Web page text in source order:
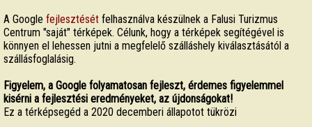
A Google fejlesztésétfelhasználva készülnek a Falusi Turizmus
Centrum "saját" térképek. Célunk, hogy a térképek segítégével is
könnyen el lehessen jutni a megfelelő szálláshely kiválasztásától a
szállásfoglalásig.
Figyelem, a Google folyamatosan fejleszt, érdemes figyelemmel
kisérni a fejlesztési eredményeket, az újdonságokat!
Ez a térképsegéd a 2020 decemberi állapotot tükrözi